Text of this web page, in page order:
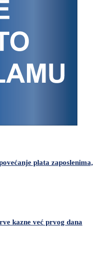
plata zaposlenima,
kazne već prvog dana